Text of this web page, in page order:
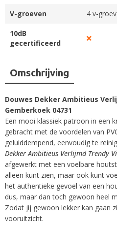
Omschrijving
Douwes Dekker Ambitieus
Gemberkoek 04731
Een mooi klassiek patroon in een
gebracht met de voordelen van
geluiddempend, eenvoudig te
Dekker Ambitieus Verlijmd Trendy
afgewerkt met een voelbare
alleen kunt zien, maar ook kunt
het authentieke gevoel van een
dus, maar dan toch gewoon heel
Zodat jij gewoon lekker kan gaan
vooruitzicht.
V-groeven 4 v-
10dB
gecertificeerd